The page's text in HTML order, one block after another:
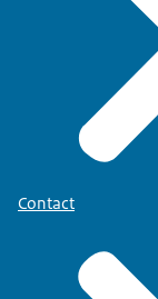
Contact